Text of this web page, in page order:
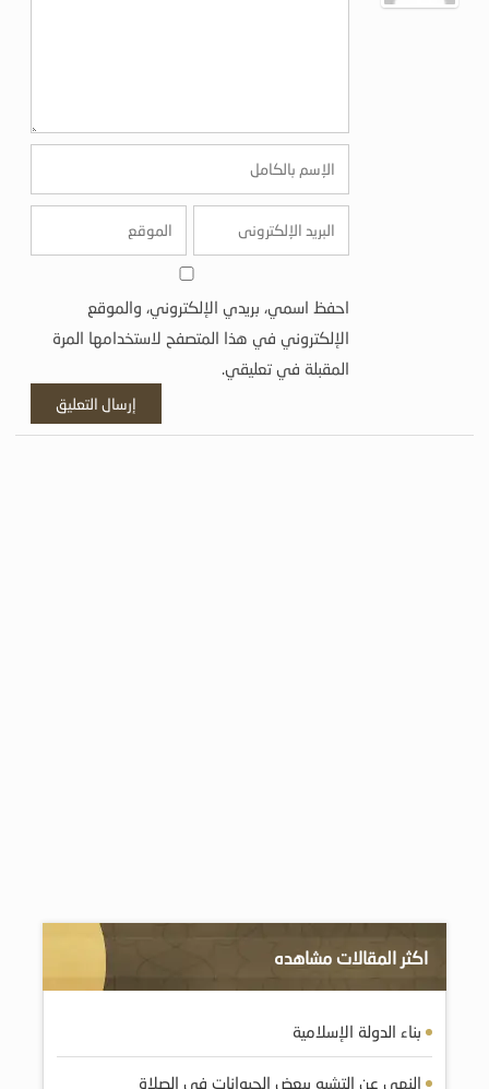
احفظ اسمي، بريدي الإلكتروني، والموقع
الإلكتروني في هذا المتصفح لاستخدامها المرة
المقبلة في تعليقي.
اكثر المقالات مشاهده
بناء الدولة الإسلامية
النهي عن التشبه ببعض الحيوانات في الصلاة